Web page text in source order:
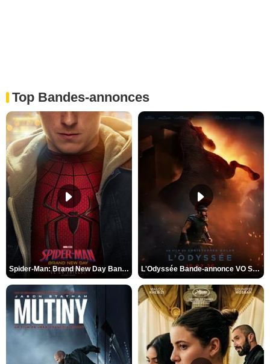
Top Bandes-annonces
Spider-Man: Brand New Day Bande-annonce VO STFR L'Odyssée Bande-annonce VO STFR